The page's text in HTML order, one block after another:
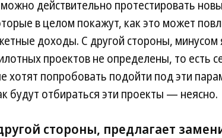
действительно протестировать
в целом покажут, как это может
доходы. С другой стороны, минусом
проектов не определены, то есть
попробовать подойти под эти
будут отбираться эти проекты — неясно.
стороны, предлагает